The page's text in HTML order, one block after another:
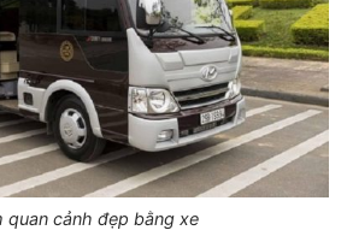
quan cảnh đẹp bằng xe